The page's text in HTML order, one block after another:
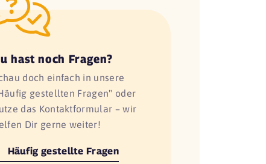
hast noch Fragen?
doch einfach in unsere
gestellten Fragen" oder
das Kontaktformular – wir
Dir gerne weiter!
Häufig gestellte Fragen